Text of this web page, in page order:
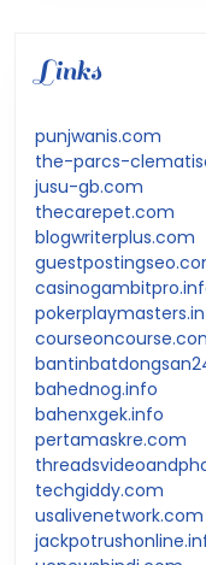
Links
punjwanis.com
the-parcs-
jusu-gb.com
thecarepet.com
blogwriterplus.com
bahednog.info
bahenxgek.info
pertamaskre.com
techgiddy.com
usalivenetwork.com